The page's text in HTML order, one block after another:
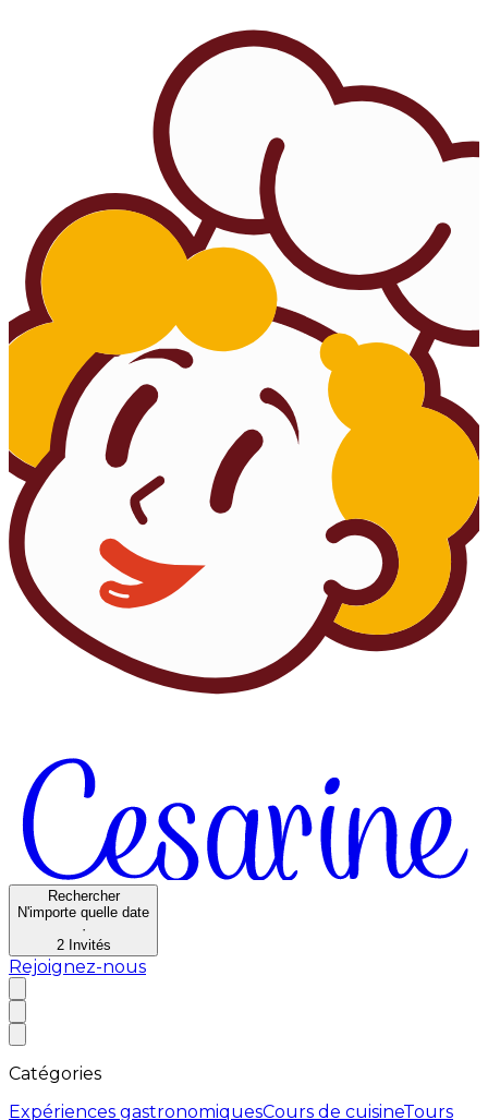
Rechercher
N'importe quelle date
·
2 Invités
Rejoignez-nous
Catégories
Expériences gastronomiquesCours de cuisineTours